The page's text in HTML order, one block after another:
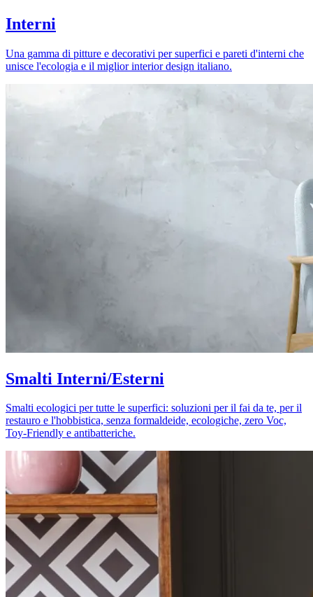
Interni
Una gamma di pitture e decorativi per superfici e pareti d'interni che
unisce l'ecologia e il miglior interior design italiano.
Smalti Interni/Esterni
Smalti ecologici per tutte le superfici: soluzioni per il fai da te, per il
restauro e l'hobbistica, senza formaldeide, ecologiche, zero Voc,
Toy-Friendly e antibatteriche.